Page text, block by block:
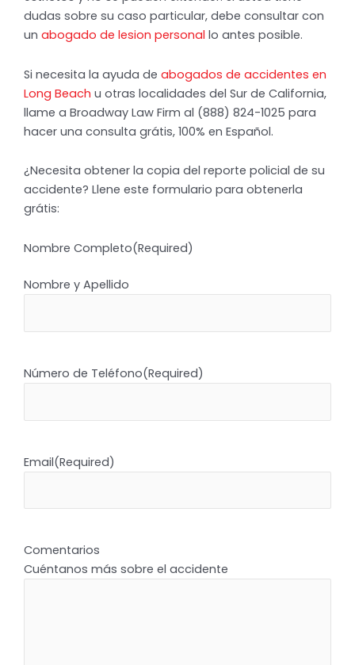
dudas sobre su caso particular, debe consultar con
un abogado de lesion personal lo antes posible.
Si necesita la ayuda de abogados de accidentes en
Long Beach u otras localidades del Sur de California,
llame a Broadway Law Firm al (888) 824-1025 para
hacer una consulta grátis, 100% en Español.
¿Necesita obtener la copia del reporte policial de su
accidente? Llene este formulario para obtenerla
grátis:
Nombre Completo(Required)
Nombre y Apellido
Número de Teléfono(Required)
Email(Required)
Comentarios
Cuéntanos más sobre el accidente